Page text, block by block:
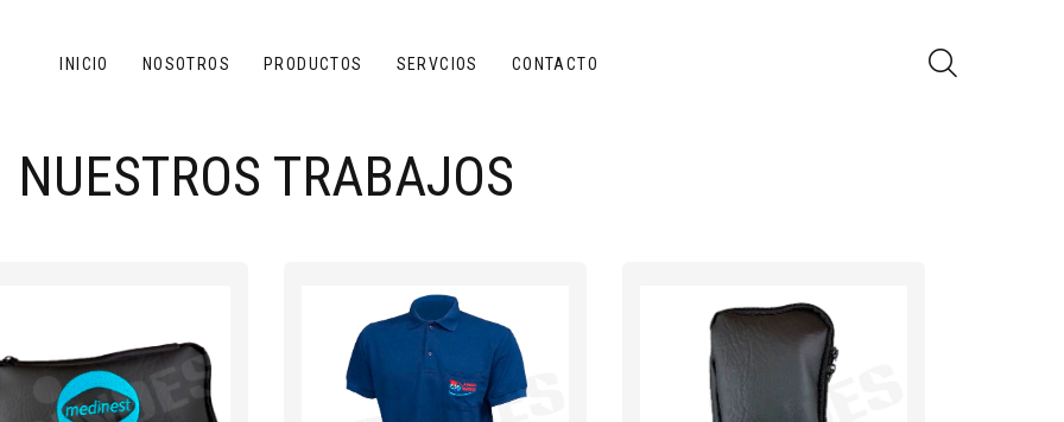
INICIO NOSOTROS PRODUCTOS SERVCIOS CONTACTO
NUESTROS TRABAJOS